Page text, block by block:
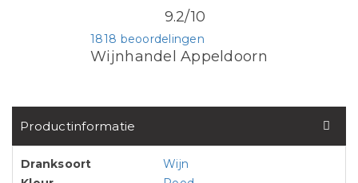
Wijnhandel Appeldoorn
1818 beoordelingen
9.2/10
Productinformatie
Dranksoort
Wijn